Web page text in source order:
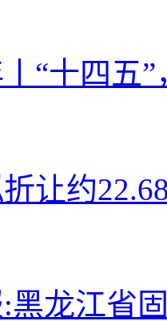
“十四五
让约
黑龙江省